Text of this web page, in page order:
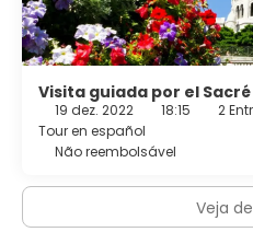
Visita guiada por el
19 dez. 2022 18:15 2
Tour en español
Não reembolsável
Veja